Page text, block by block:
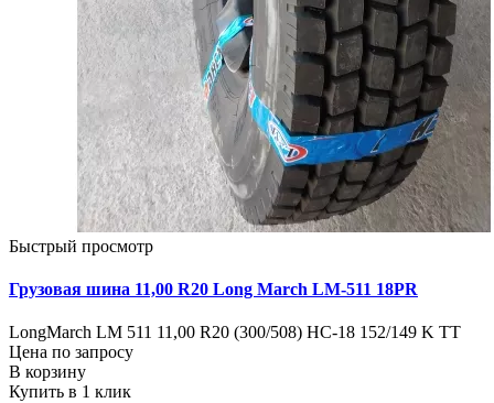
Быстрый просмотр
Грузовая шина 11,00 R20 Long March LM-511 18PR
LongMarch LM 511 11,00 R20 (300/508) НС-18 152/149 K TT
Цена по запросу
В корзину
Купить в 1 клик